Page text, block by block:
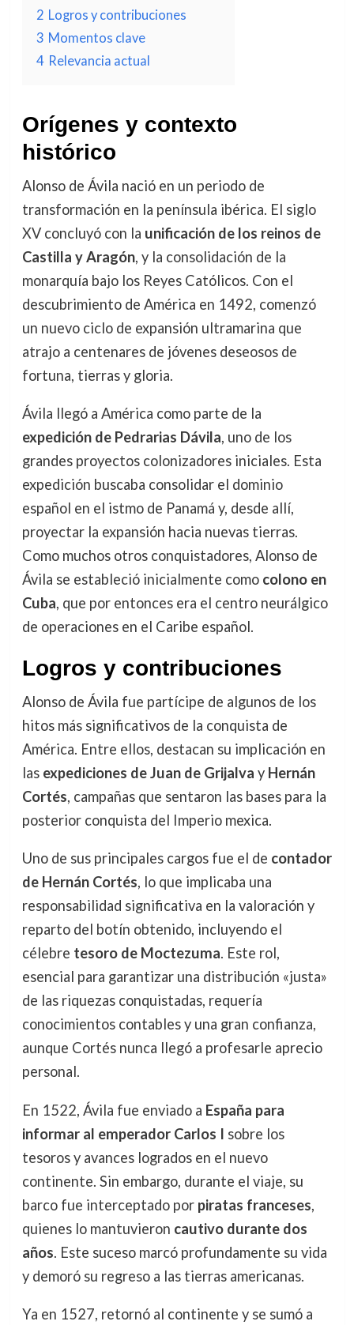
2 Logros y contribuciones
3 Momentos clave
4 Relevancia actual
Orígenes y contexto
histórico
Alonso de Ávila nació en un periodo de
transformación en la península ibérica. El siglo
XV concluyó con la unificación de los reinos de
Castilla y Aragón, y la consolidación de la
monarquía bajo los Reyes Católicos. Con el
descubrimiento de América en 1492, comenzó
un nuevo ciclo de expansión ultramarina que
atrajo a centenares de jóvenes deseosos de
fortuna, tierras y gloria.
Ávila llegó a América como parte de la
expedición de Pedrarias Dávila, uno de los
grandes proyectos colonizadores iniciales. Esta
expedición buscaba consolidar el dominio
español en el istmo de Panamá y, desde allí,
proyectar la expansión hacia nuevas tierras.
Como muchos otros conquistadores, Alonso de
Ávila se estableció inicialmente como colono en
Cuba, que por entonces era el centro neurálgico
de operaciones en el Caribe español.
Logros y contribuciones
Alonso de Ávila fue partícipe de algunos de los
hitos más significativos de la conquista de
América. Entre ellos, destacan su implicación en
las expediciones de Juan de Grijalva y Hernán
Cortés, campañas que sentaron las bases para la
posterior conquista del Imperio mexica.
Uno de sus principales cargos fue el de contador
de Hernán Cortés, lo que implicaba una
responsabilidad significativa en la valoración y
reparto del botín obtenido, incluyendo el
célebre tesoro de Moctezuma. Este rol,
esencial para garantizar una distribución «justa»
de las riquezas conquistadas, requería
conocimientos contables y una gran confianza,
aunque Cortés nunca llegó a profesarle aprecio
personal.
En 1522, Ávila fue enviado a España para
informar al emperador Carlos I sobre los
tesoros y avances logrados en el nuevo
continente. Sin embargo, durante el viaje, su
barco fue interceptado por piratas franceses,
quienes lo mantuvieron cautivo durante dos
años. Este suceso marcó profundamente su vida
y demoró su regreso a las tierras americanas.
Ya en 1527, retornó al continente y se sumó a